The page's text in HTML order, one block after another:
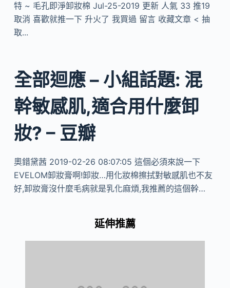
特 ~ 毛孔即淨卸妝棉 Jul-25-2019 更新 人氣 33 推19
取消 喜歡就推一下 升火了 我買過 留言 收藏文章 < 抽
取...
全部迴應 – 小組話題: 混
幹敏感肌,適合用什麼卸
妝? – 豆瓣
奧錯黛茜 2019-02-26 08:07:05 這個必須來說一下
EVELOM卸妝膏啊!卸妝…用化妝棉擦拭對敏感肌也不友
好,卸妝膏沒什麼毛病就是乳化麻煩,我推薦的這個幹…
延伸推薦